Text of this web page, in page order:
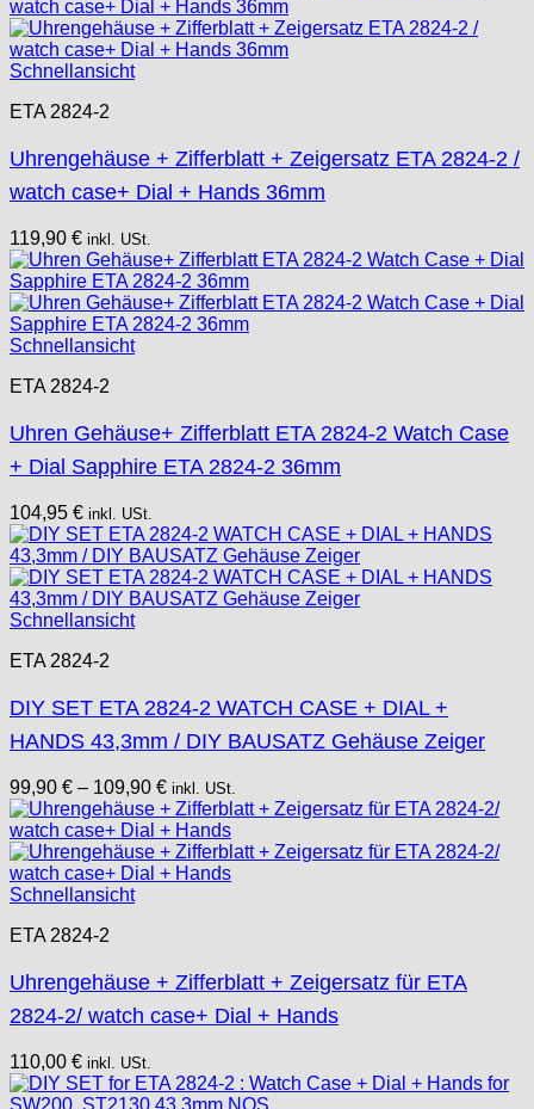
Schnellansicht
ETA 2824-2
Uhrengehäuse + Zifferblatt + Zeigersatz ETA 2824-2 /
watch case+ Dial + Hands 36mm
119,90 € inkl. USt.
Schnellansicht
ETA 2824-2
Uhren Gehäuse+ Zifferblatt ETA 2824-2 Watch Case
+ Dial Sapphire ETA 2824-2 36mm
104,95 € inkl. USt.
Schnellansicht
ETA 2824-2
DIY SET ETA 2824-2 WATCH CASE + DIAL +
HANDS 43,3mm / DIY BAUSATZ Gehäuse Zeiger
99,90 € – 109,90 € inkl. USt.
Schnellansicht
ETA 2824-2
Uhrengehäuse + Zifferblatt + Zeigersatz für ETA
2824-2/ watch case+ Dial + Hands
110,00 € inkl. USt.